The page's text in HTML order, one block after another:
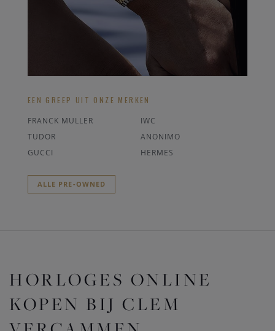
EEN GREEP UIT ONZE MERKEN
FRANCK MULLER
IWC
TUDOR
ANONIMO
GUCCI
HERMES
ALLE PRE-OWNED
HORLOGES ONLINE
KOPEN BIJ CLEM